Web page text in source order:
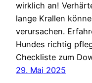
wirklich an!
lange Krallen
verursachen.
Hundes richtig
Checkliste zum
29. Mai 2025